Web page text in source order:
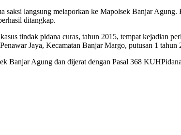
saksi langsung melaporkan ke Mapolsek Banjar
ditangkap.
tindak pidana curas, tahun 2015, tempat kejadian
Jaya, Kecamatan Banjar Margo, putusan 1
Banjar Agung dan dijerat dengan Pasal 368